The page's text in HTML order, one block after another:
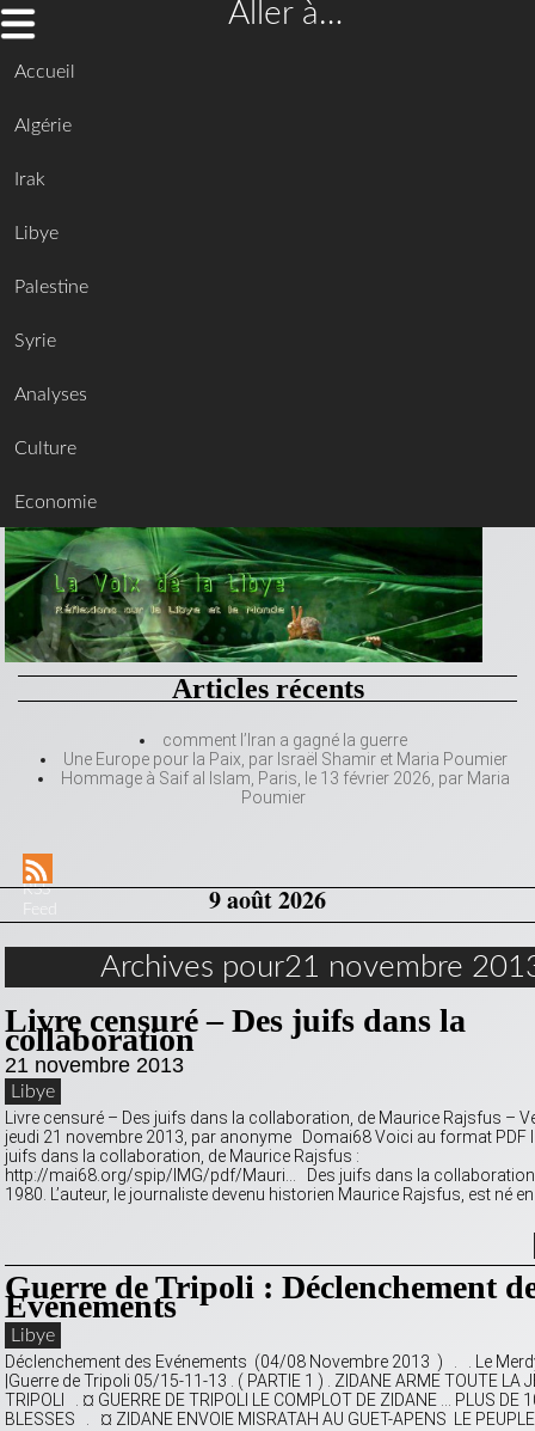
Aller à…
Accueil
Algérie
Irak
Libye
Palestine
Syrie
Analyses
Culture
Economie
Articles récents
comment l’Iran a gagné la guerre
Une Europe pour la Paix, par Israël Shamir et Maria Poumier
Hommage à Saif al Islam, Paris, le 13 février 2026, par Maria
Poumier
RSS
9 août 2026
Archives pour21 novembre
Livre censuré – Des juifs dans la
collaboration
21 novembre 2013
Libye
Livre censuré – Des juifs dans la collaboration, de Maurice Rajsfus –
jeudi 21 novembre 2013, par anonyme Domai68 Voici au format PDF
juifs dans la collaboration, de Maurice Rajsfus :
http://mai68.org/spip/IMG/pdf/Mauri… Des juifs dans la collaboration
1980. L’auteur, le journaliste devenu historien Maurice Rajsfus, est né
Guerre de Tripoli : Déclenchement
Evénements
Libye
Déclenchement des Evénements (04/08 Novembre 2013 ) . . Le
|Guerre de Tripoli 05/15-11-13 . ( PARTIE 1 ) . ZIDANE ARME TOUTE LA
TRIPOLI . ¤ GUERRE DE TRIPOLI LE COMPLOT DE ZIDANE … PLUS DE
BLESSES . ¤ ZIDANE ENVOIE MISRATAH AU GUET-APENS LE